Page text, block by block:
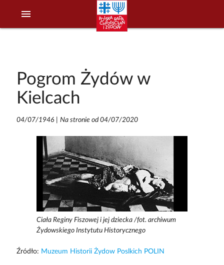
menu
Pogrom Żydów w
Kielcach
04/07/1946| Na stronie od 04/07/2020
Ciała Reginy Fiszowej i jej dziecka /fot. archiwum
Żydowskiego Instytutu Historycznego
Źródło: Muzeum Historii Żydow Poslkich POLIN